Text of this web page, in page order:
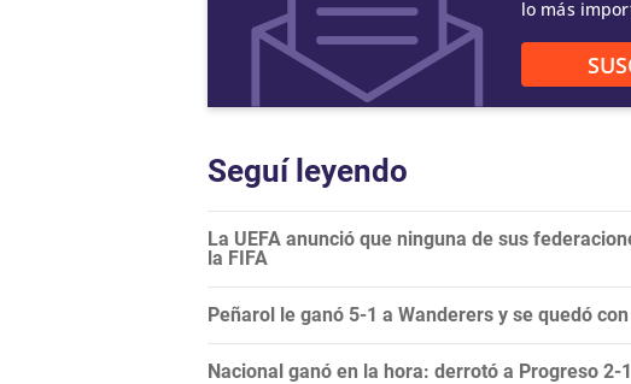
lo más
Seguí leyendo
La UEFA anunció que ninguna de sus
la FIFA
Peñarol le ganó 5-1 a Wanderers y se quedó
Nacional ganó en la hora: derrotó a Progreso 2-